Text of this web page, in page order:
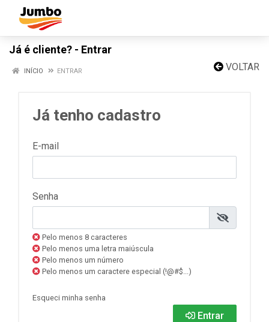
Já é cliente? - Entrar
VOLTAR
INÍCIO ENTRAR
Já tenho cadastro
E-mail
Senha
Pelo menos 8 caracteres
Pelo menos uma letra maiúscula
Pelo menos um número
Pelo menos um caractere especial (!@#$...)
Esqueci minha senha
Entrar